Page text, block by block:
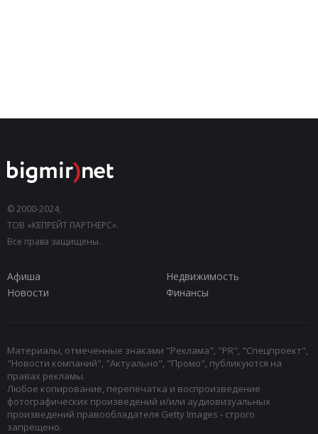
© 2000-2024,
ТОВ «КЕПРЕЙТ ПАРТНЕРС».
Все права защищены.
Афиша
Недвижимость
Новости
Финансы
Материалы, отмеченные знаками "Реклама", "PR", "Спецпроект",
"Новости компаний", "Актуально", "Промо", публикуются на
правах рекламы.
Любое копирование, перепечатка и воспроизведение
фотографических произведений и/или аудиовизуальных
произведений правообладателя Getty Images - строго
запрещено.